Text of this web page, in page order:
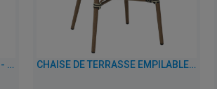
CHAISE DE TERRASSE - NAPELS - ALUMINIUM/PLASTIQUE CHAISE DE TERRASSE EMPILABLE AVEC ACCOUDOIRS - DIVA - ALUMINIUM/ROTIN